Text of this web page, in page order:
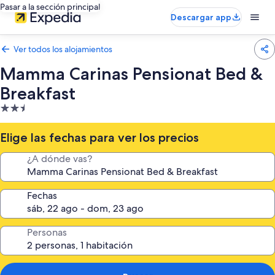
Pasar a la sección principal
Descargar app
Ver todos los alojamientos
Mamma Carinas Pensionat Bed &
Breakfast
Alojamiento
de
2.5 estrellas
Elige las fechas para ver los precios
¿A dónde vas?
Fechas
Personas